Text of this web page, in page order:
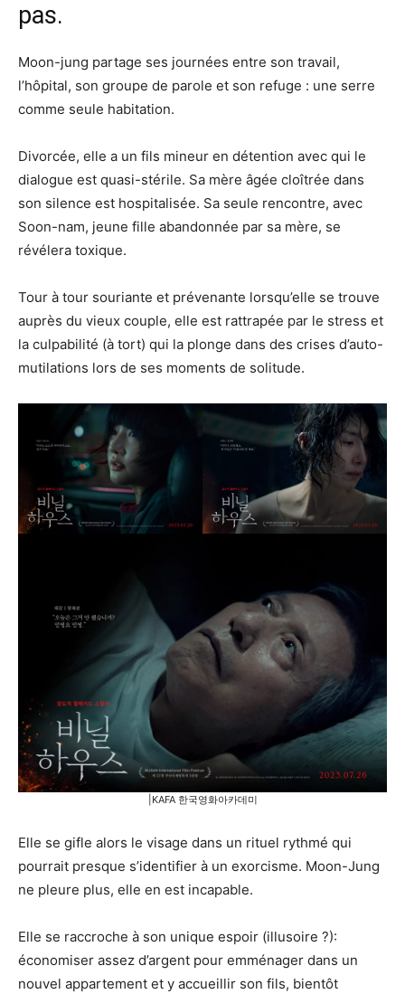
pas.
Moon-jung partage ses journées entre son travail,
l’hôpital, son groupe de parole et son refuge : une serre
comme seule habitation.
Divorcée, elle a un fils mineur en détention avec qui le
dialogue est quasi-stérile. Sa mère âgée cloîtrée dans
son silence est hospitalisée. Sa seule rencontre, avec
Soon-nam, jeune fille abandonnée par sa mère, se
révélera toxique.
Tour à tour souriante et prévenante lorsqu’elle se trouve
auprès du vieux couple, elle est rattrapée par le stress et
la culpabilité (à tort) qui la plonge dans des crises d’auto-
mutilations lors de ses moments de solitude.
|KAFA 한국영화아카데미
Elle se gifle alors le visage dans un rituel rythmé qui
pourrait presque s’identifier à un exorcisme. Moon-Jung
ne pleure plus, elle en est incapable.
Elle se raccroche à son unique espoir (illusoire ?):
économiser assez d’argent pour emménager dans un
nouvel appartement et y accueillir son fils, bientôt